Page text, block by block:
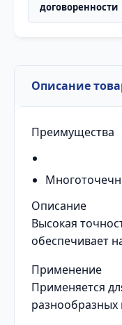
договоренности
Описание
Преимущества
Описание
Высокая
обеспечивает
Применение
Применяется
разнообразных